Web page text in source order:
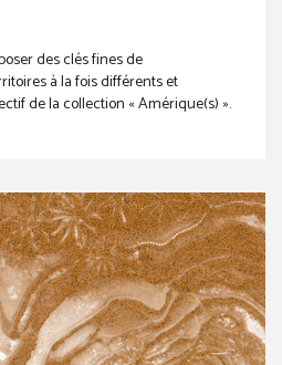
des clés fines de
à la fois différents et
de la collection « Amérique(s) ».